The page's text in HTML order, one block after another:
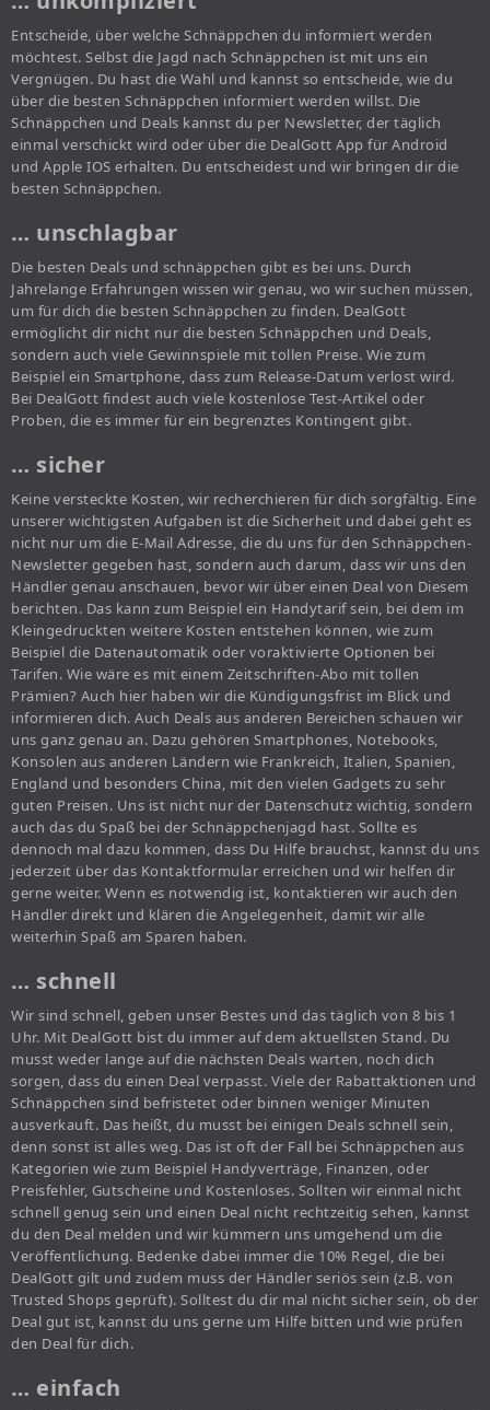
Entscheide, über welche Schnäppchen du informiert werden
möchtest. Selbst die Jagd nach Schnäppchen ist mit uns ein
Vergnügen. Du hast die Wahl und kannst so entscheide, wie du
über die besten Schnäppchen informiert werden willst. Die
Schnäppchen und Deals kannst du per Newsletter, der täglich
einmal verschickt wird oder über die DealGott App für Android
und Apple IOS erhalten. Du entscheidest und wir bringen dir die
besten Schnäppchen.
… unschlagbar
Die besten Deals und schnäppchen gibt es bei uns. Durch
Jahrelange Erfahrungen wissen wir genau, wo wir suchen müssen,
um für dich die besten Schnäppchen zu finden. DealGott
ermöglicht dir nicht nur die besten Schnäppchen und Deals,
sondern auch viele Gewinnspiele mit tollen Preise. Wie zum
Beispiel ein Smartphone, dass zum Release-Datum verlost wird.
Bei DealGott findest auch viele kostenlose Test-Artikel oder
Proben, die es immer für ein begrenztes Kontingent gibt.
… sicher
Keine versteckte Kosten, wir recherchieren für dich sorgfältig. Eine
unserer wichtigsten Aufgaben ist die Sicherheit und dabei geht es
nicht nur um die E-Mail Adresse, die du uns für den Schnäppchen-
Newsletter gegeben hast, sondern auch darum, dass wir uns den
Händler genau anschauen, bevor wir über einen Deal von Diesem
berichten. Das kann zum Beispiel ein Handytarif sein, bei dem im
Kleingedruckten weitere Kosten entstehen können, wie zum
Beispiel die Datenautomatik oder voraktivierte Optionen bei
Tarifen. Wie wäre es mit einem Zeitschriften-Abo mit tollen
Prämien? Auch hier haben wir die Kündigungsfrist im Blick und
informieren dich. Auch Deals aus anderen Bereichen schauen wir
uns ganz genau an. Dazu gehören Smartphones, Notebooks,
Konsolen aus anderen Ländern wie Frankreich, Italien, Spanien,
England und besonders China, mit den vielen Gadgets zu sehr
guten Preisen. Uns ist nicht nur der Datenschutz wichtig, sondern
auch das du Spaß bei der Schnäppchenjagd hast. Sollte es
dennoch mal dazu kommen, dass Du Hilfe brauchst, kannst du uns
jederzeit über das Kontaktformular erreichen und wir helfen dir
gerne weiter. Wenn es notwendig ist, kontaktieren wir auch den
Händler direkt und klären die Angelegenheit, damit wir alle
weiterhin Spaß am Sparen haben.
… schnell
Wir sind schnell, geben unser Bestes und das täglich von 8 bis 1
Uhr. Mit DealGott bist du immer auf dem aktuellsten Stand. Du
musst weder lange auf die nächsten Deals warten, noch dich
sorgen, dass du einen Deal verpasst. Viele der Rabattaktionen und
Schnäppchen sind befristetet oder binnen weniger Minuten
ausverkauft. Das heißt, du musst bei einigen Deals schnell sein,
denn sonst ist alles weg. Das ist oft der Fall bei Schnäppchen aus
Kategorien wie zum Beispiel Handyverträge, Finanzen, oder
Preisfehler, Gutscheine und Kostenloses. Sollten wir einmal nicht
schnell genug sein und einen Deal nicht rechtzeitig sehen, kannst
du den Deal melden und wir kümmern uns umgehend um die
Veröffentlichung. Bedenke dabei immer die 10% Regel, die bei
DealGott gilt und zudem muss der Händler seriös sein (z.B. von
Trusted Shops geprüft). Solltest du dir mal nicht sicher sein, ob der
Deal gut ist, kannst du uns gerne um Hilfe bitten und wie prüfen
den Deal für dich.
… einfach